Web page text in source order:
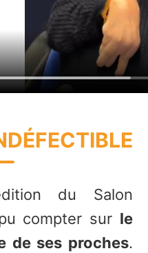
du Salon
compter sur le
de ses proches.